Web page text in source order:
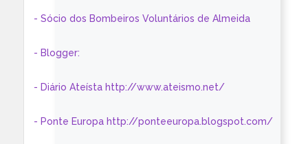
- Sócio dos Bombeiros Voluntários de Almeida
- Blogger:
- Diário Ateísta http://www.ateismo.net/
- Ponte Europa http://ponteeuropa.blogspot.com/